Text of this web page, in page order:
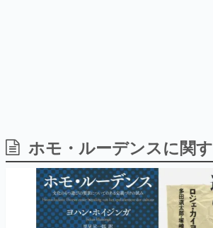
日本のコンテンツ産業やカルチャ
画です。
日本モバイルゲーム産業史
日本のモバイルゲーム史における
ルを網羅するほか、開発者へのイ
解説を掲載。約20年の歴史が一望
ホモ・ルーデンスに関